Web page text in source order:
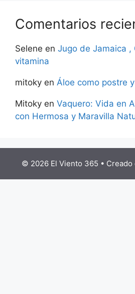
Comentarios
Selene en Jugo de Jamaica ,
vitamina
mitoky en Áloe como postre
Mitoky en Vaquero: Vida en
con Hermosa y Maravilla
© 2026 El Viento 365 • Creado